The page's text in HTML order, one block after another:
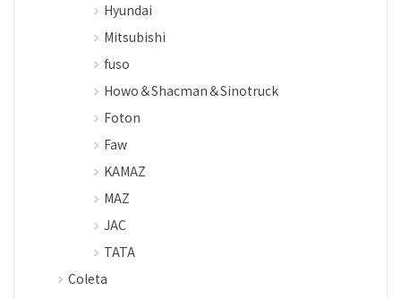
Hyundai
Mitsubishi
fuso
Howo＆Shacman＆Sinotruck
Foton
Faw
KAMAZ
MAZ
JAC
TATA
Coleta